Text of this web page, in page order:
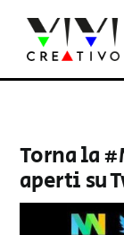
contenuto
Torna la
aperti su